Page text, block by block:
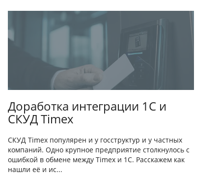
Доработка интеграции 1С и
СКУД Timex
СКУД Timex популярен и у госструктур и у частных
компаний. Одно крупное предприятие столкнулось с
ошибкой в обмене между Timex и 1С. Расскажем как
нашли её и ис...